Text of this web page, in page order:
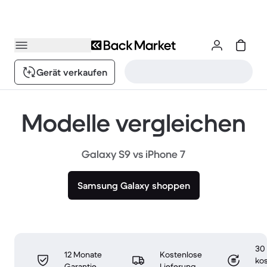
Gerät verkaufen
Modelle vergleichen
Galaxy S9 vs iPhone 7
Samsung Galaxy shoppen
12 Monate
Kostenlose
30